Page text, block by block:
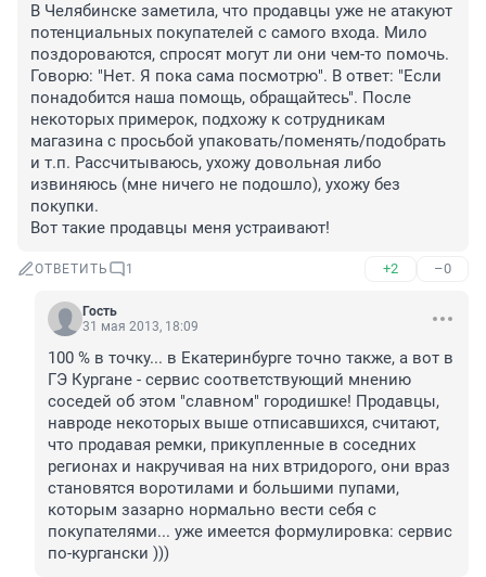
В Челябинске заметила, что продавцы уже не атакуют
потенциальных покупателей с самого входа. Мило
поздороваются, спросят могут ли они чем-то помочь.
Говорю: "Нет. Я пока сама посмотрю". В ответ: "Если
понадобится наша помощь, обращайтесь". После
некоторых примерок, подхожу к сотрудникам
магазина с просьбой упаковать/поменять/подобрать
и т.п. Рассчитываюсь, ухожу довольная либо
извиняюсь (мне ничего не подошло), ухожу без
покупки.
Вот такие продавцы меня устраивают!
ОТВЕТИТЬ 1 +2 –0
Гость
31 мая 2013, 18:09
100 % в точку... в Екатеринбурге точно также, а вот в
ГЭ Кургане - сервис соответствующий мнению
соседей об этом "славном" городишке! Продавцы,
навроде некоторых выше отписавшихся, считают,
что продавая ремки, прикупленные в соседних
регионах и накручивая на них втридорого, они враз
становятся воротилами и большими пупами,
которым зазарно нормально вести себя с
покупателями... уже имеется формулировка: сервис
по-кургански )))